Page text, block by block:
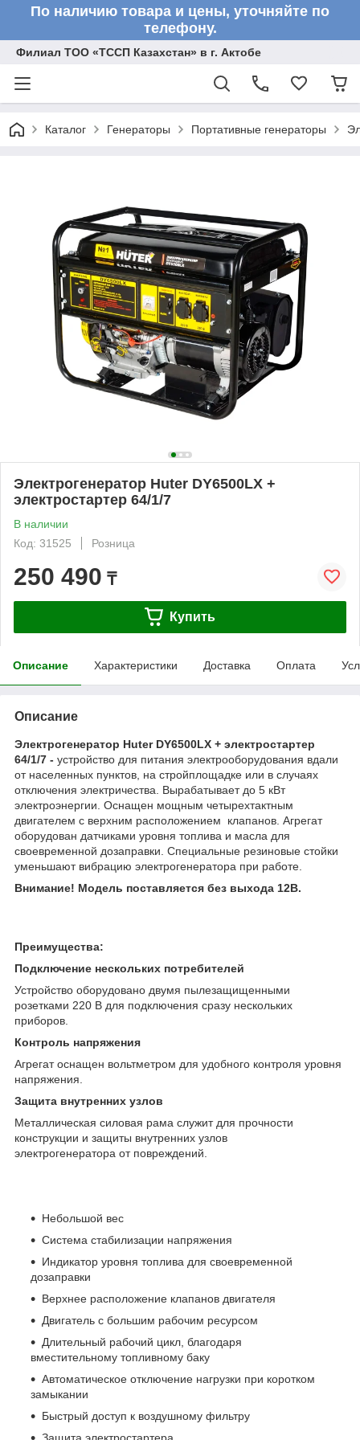
По наличию товара и цены, уточняйте по
телефону.
Филиал ТОО «ТССП Казахстан» в г. Актобе
Каталог Генераторы Портативные генераторы
Электрогенератор Huter DY6500LX +
электростартер 64/1/7
В наличии
Код: 31525
Розница
250 490 ₸
Купить
Описание Характеристики Доставка Оплата
Описание
Электрогенератор Huter DY6500LX + электростартер
64/1/7 - устройство для питания электрооборудования вдали
от населенных пунктов, на стройплощадке или в случаях
отключения электричества. Вырабатывает до 5 кВт
электроэнергии. Оснащен мощным четырехтактным
двигателем с верхним расположением клапанов. Агрегат
оборудован датчиками уровня топлива и масла для
своевременной дозаправки. Специальные резиновые стойки
уменьшают вибрацию электрогенератора при работе.
Внимание! Модель поставляется без выхода 12В.
Преимущества:
Подключение нескольких потребителей
Устройство оборудовано двумя пылезащищенными
розетками 220 В для подключения сразу нескольких
приборов.
Контроль напряжения
Агрегат оснащен вольтметром для удобного контроля уровня
напряжения.
Защита внутренних узлов
Металлическая силовая рама служит для прочности
конструкции и защиты внутренних узлов
электрогенератора от повреждений.
Небольшой вес
Система стабилизации напряжения
Индикатор уровня топлива для своевременной
дозаправки
Верхнее расположение клапанов двигателя
Двигатель с большим рабочим ресурсом
Длительный рабочий цикл, благодаря
вместительному топливному баку
Автоматическое отключение нагрузки при коротком
замыкании
Быстрый доступ к воздушному фильтру
Защита электростартера